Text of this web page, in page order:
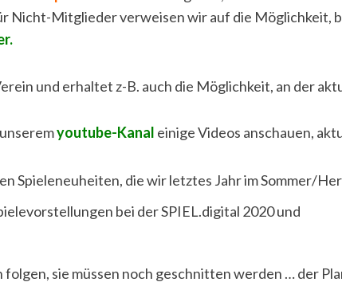
Nicht-Mitglieder verweisen wir auf die Möglichkeit,
und erhaltet z-B. auch die Möglichkeit, an der
youtube-Kanal einige Videos anschauen,
Spieleneuheiten, die wir letztes Jahr im Sommer/
bei der SPIEL.digital 2020 und
sie müssen noch geschnitten werden … der